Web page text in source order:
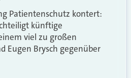
Patientenschutz kontert:
künftige
viel zu großen
Eugen Brysch gegenüber